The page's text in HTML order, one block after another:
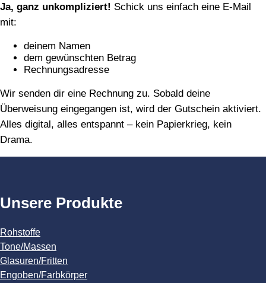
Ja, ganz unkompliziert! Schick uns einfach eine E‑Mail
mit:
deinem Namen
dem gewünschten Betrag
Rechnungsadresse
Wir senden dir eine Rechnung zu. Sobald deine
Überweisung eingegangen ist, wird der Gutschein aktiviert.
Alles digital, alles entspannt – kein Papierkrieg, kein
Drama.
Unsere Produkte
Rohstoffe
Tone/Massen
Glasuren/Fritten
Engoben/Farbkörper